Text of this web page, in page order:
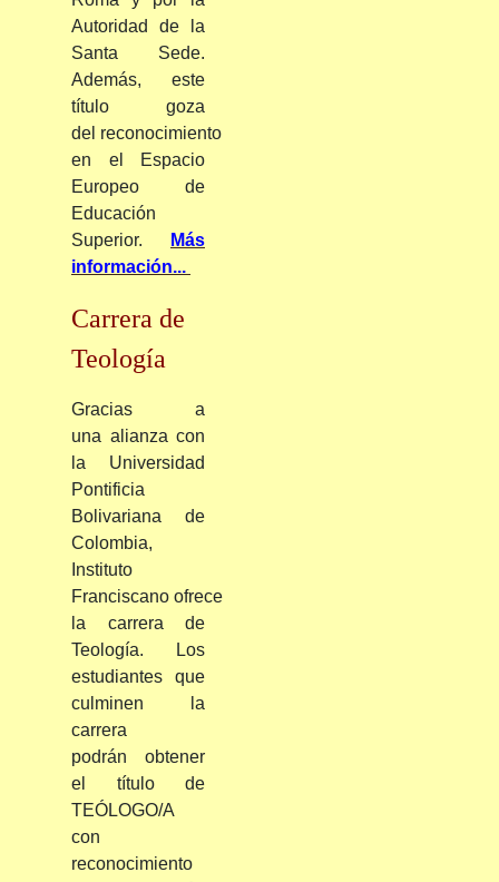
Autoridad de la
Santa Sede.
Además, este
título goza
del reconocimiento
en el Espacio
Europeo de
Educación
Superior.
Más
información...
Carrera de
Teología
Gracias a
una alianza con
la Universidad
Pontificia
Bolivariana de
Colombia,
Instituto
Franciscano ofrece
la carrera de
Teología. Los
estudiantes que
culminen la
carrera
podrán obtener
el título de
TEÓLOGO/A
con
reconocimiento